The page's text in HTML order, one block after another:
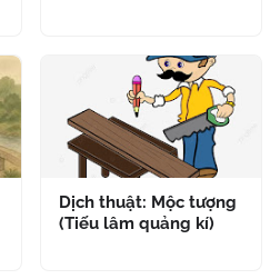
Dịch thuật: Mộc tượng
(Tiếu lâm quảng kí)